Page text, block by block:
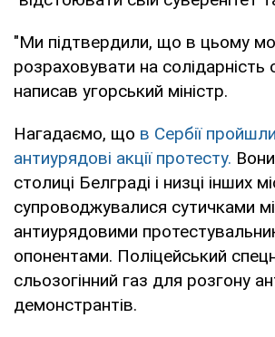
"Ми підтвердили, що в цьому
розраховувати на солідарність
написав угорський міністр.
Нагадаємо, що в Сербії
антиурядові акції протесту.
столиці Белграді і низці інших
супроводжувалися сутичками
антиурядовими
опонентами. Поліцейський
сльозогінний газ для розгону
демонстрантів.